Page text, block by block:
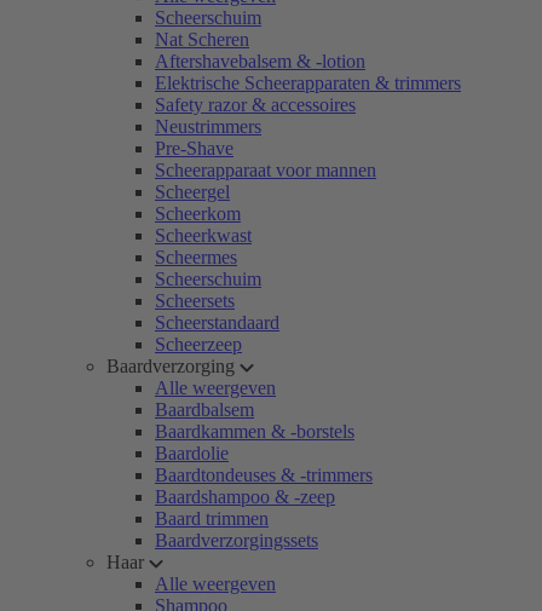
Scheerschuim
Nat Scheren
Aftershavebalsem & -lotion
Elektrische Scheerapparaten & trimmers
Safety razor & accessoires
Neustrimmers
Pre-Shave
Scheerapparaat voor mannen
Scheergel
Scheerkom
Scheerkwast
Scheermes
Scheerschuim
Scheersets
Scheerstandaard
Scheerzeep
Baardverzorging
Alle weergeven
Baardbalsem
Baardkammen & -borstels
Baardolie
Baardtondeuses & -trimmers
Baardshampoo & -zeep
Baard trimmen
Baardverzorgingssets
Haar
Alle weergeven
Shampoo